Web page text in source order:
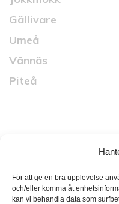
För att ge en bra upplevelse
och/eller komma åt
kan vi behandla data som
Gällivare
Umeå
Vännäs
Piteå
Vad vi gör
Vilka vi är